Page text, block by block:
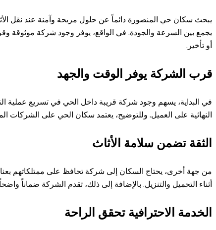
يبحث سكان حي المنصورة دائماً عن حلول مريحة وآمنة عند نقل
يجمع بين السرعة والجودة. في الواقع، يوفر وجود شركة موثوقة
أو تأخير.
قرب الشركة يوفر الوقت والجهد
في البداية، يسهم وجود شركة قريبة داخل الحي في تسريع عملية
النهائية على العميل. وللتوضيح، يعتمد سكان الحي على الشركات
الثقة تضمن سلامة الأثاث
من جهة أخرى، يحتاج السكان إلى شركة تحافظ على ممتلكاتهم
أثناء التحميل والتنزيل. بالإضافة إلى ذلك، تقدم الشركة ضماناً
الخدمة الاحترافية تحقق الراحة